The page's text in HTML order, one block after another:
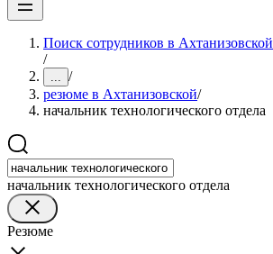
Поиск сотрудников в Ахтанизовской
/
... /
резюме в Ахтанизовской/
начальник технологического отдела
начальник технологического отдела
Резюме